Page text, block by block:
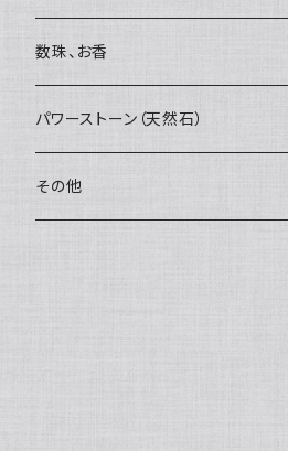
紅茶、白茶、緑茶
茶外茶、工藝茶、その他
周菊英（高級工藝美術師）
高級工藝美術師の作品
王柯鈞（高級工藝美術師）
茶杯、聞香杯
茶海、茶漏（茶漉し）
蓋碗、壷承、茶船
数珠、お香
お香、香炉
数珠、その他
パワーストーン（天然石）
アゲート（瑪瑙）
その他